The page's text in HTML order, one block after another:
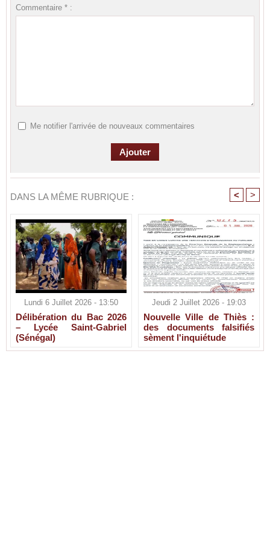
Commentaire * :
Me notifier l'arrivée de nouveaux commentaires
DANS LA MÊME RUBRIQUE : < >
Lundi 6 Juillet 2026 - 13:50
Délibération du Bac 2026
– Lycée Saint-Gabriel
(Sénégal)
Jeudi 2 Juillet 2026 - 19:03
Nouvelle Ville de Thiès :
des documents falsifiés
sèment l'inquiétude